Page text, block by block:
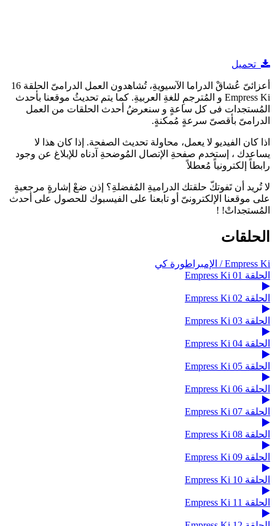
تحميل
أعزائىّ عُشاقْ الدراما الآسيويةِ، تُشاهدون العمل الدرامىّ الحلقة 16
Empress Ki و المُترجمِ للغةِ العربيةِ. كما يتم تحديثُ موقعنا بأحدث
المُستجدات فى كل ساعةٍ و سنعرضُ أحدث الحلقات من العمل
الدرامىّ بأقصىّ سرعةٍ مُمكنةٍ.
اذا كان الفيديو لا يعمل، محاولة تحديث الصفحة. إذا كان هذا لا
يساعدك ، إستخدم صفحةِ الإتصال المُوضحةِ آدناه للإبلاغ عن وجود
رابطاً إلكترونياً مُعطلاً
لا تُريد أن تَفوتكّ حلقتك الدراميةِ المُفضلةِ؟ إذن ضعْ إشارةٍ مرجعيةٍ
على موقعنا الإلكترونىّ أو تابعنا على الفيسبوك للحصول على أحدث
المُستجداتْ! !
الحلقات
Empress Ki / الإمبراطورة كي
الحلقة 01 Empress Ki
الحلقة 02 Empress Ki
الحلقة 03 Empress Ki
الحلقة 04 Empress Ki
الحلقة 05 Empress Ki
الحلقة 06 Empress Ki
الحلقة 07 Empress Ki
الحلقة 08 Empress Ki
الحلقة 09 Empress Ki
الحلقة 10 Empress Ki
الحلقة 11 Empress Ki